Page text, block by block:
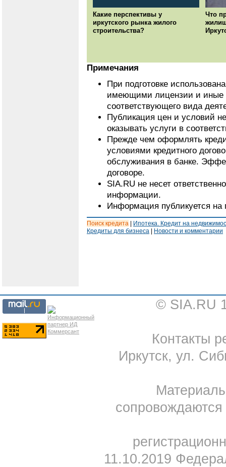
Какие перспективы у
иркутского рынка жилого
строительства?
Что
Примечания
При подготовке
имеющими лицензии и иные
соответствующего вида
Публикация цен и условий
оказывать услуги в
Прежде чем оформлять
условиями кредитного
обслуживания в банке.
договоре.
SIA.RU не несет
информации.
Информация публикуется на
Поиск кредита
Ипотека. Кредит на
Кредиты для бизнеса
Новости и комментарии
© SIA.RU
Контакты
Иркутск, ул.
11.10.2019